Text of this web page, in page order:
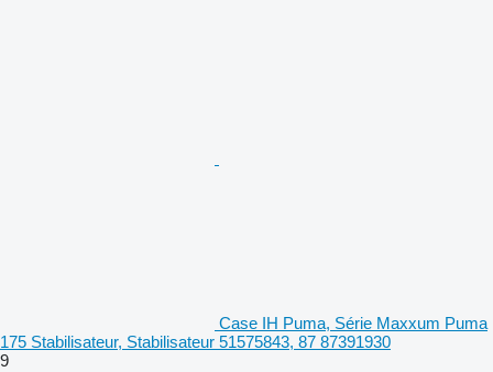
Case IH Puma, Série Maxxum Puma
175 Stabilisateur, Stabilisateur 51575843, 87 87391930
9